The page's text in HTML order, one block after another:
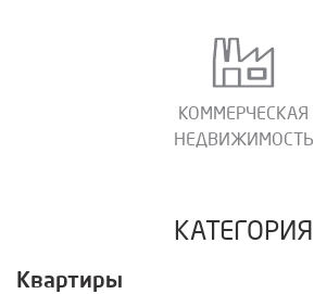
КОММЕРЧЕСКАЯ
НЕДВИЖИМОСТЬ
КАТЕГОРИЯ
Квартиры